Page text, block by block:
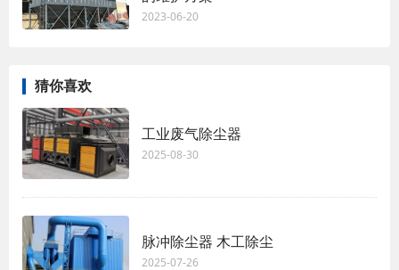
2023-06-20
猜你喜欢
工业废气除尘器
2025-08-30
脉冲除尘器 木工除尘
2025-07-26